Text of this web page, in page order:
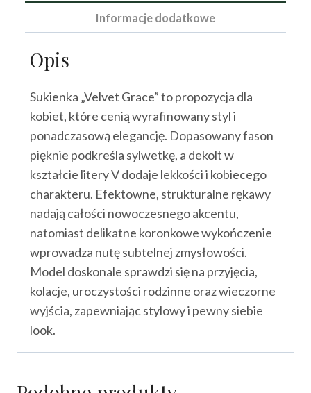
Informacje dodatkowe
Opis
Sukienka „Velvet Grace” to propozycja dla
kobiet, które cenią wyrafinowany styl i
ponadczasową elegancję. Dopasowany fason
pięknie podkreśla sylwetkę, a dekolt w
kształcie litery V dodaje lekkości i kobiecego
charakteru. Efektowne, strukturalne rękawy
nadają całości nowoczesnego akcentu,
natomiast delikatne koronkowe wykończenie
wprowadza nutę subtelnej zmysłowości.
Model doskonale sprawdzi się na przyjęcia,
kolacje, uroczystości rodzinne oraz wieczorne
wyjścia, zapewniając stylowy i pewny siebie
look.